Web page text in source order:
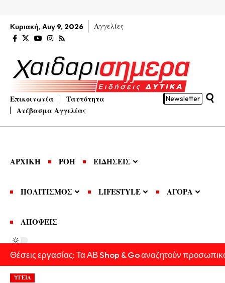
Κυριακή, Αυγ 9, 2026 Αγγελίες
Επικοινωνία
Ταυτότητα
Ανέβασμα Αγγελίας
Newsletter
ΑΡΧΙΚΗ ΡΟΗ ΕΙΔΗΣΕΙΣ
ΠΟΛΙΤΙΣΜΟΣ LIFESTYLE ΑΓΟΡΑ
ΑΠΟΨΕΙΣ
Θέσεις εργασίας: Τα ΑΒ Shop & Go αναζητούν
ΥΓΕΙΑ